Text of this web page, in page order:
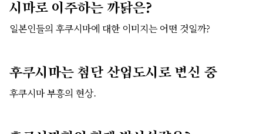
시마로 이주하는 까닭은?
일본인들의 후쿠시마에 대한 이미지는 어떤 것일까?
후쿠시마는 첨단 산업도시로 변신 중
후쿠시마 부흥의 현상.